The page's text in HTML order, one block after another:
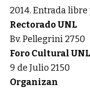
2014. Entrada
Rectorado UNL
Bv. Pellegrini 2750
Foro Cultural UNL
9 de Julio 2150
Organizan